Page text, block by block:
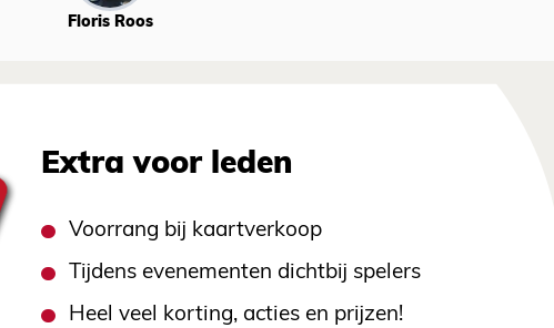
Floris Roos
Extra voor leden
Voorrang bij kaartverkoop
Tijdens evenementen dichtbij spelers
Heel veel korting, acties en prijzen!